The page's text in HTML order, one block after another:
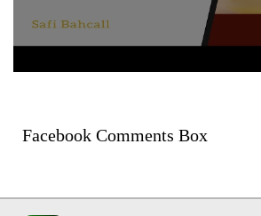
Facebook Comments Box